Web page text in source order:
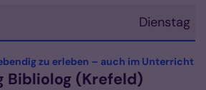
Dienstag
zu erleben – auch im Unterricht:
Bibliolog (Krefeld)